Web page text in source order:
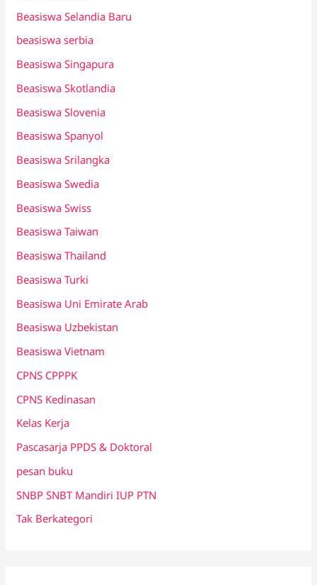
Beasiswa Selandia Baru
beasiswa serbia
Beasiswa Singapura
Beasiswa Skotlandia
Beasiswa Slovenia
Beasiswa Spanyol
Beasiswa Srilangka
Beasiswa Swedia
Beasiswa Swiss
Beasiswa Taiwan
Beasiswa Thailand
Beasiswa Turki
Beasiswa Uni Emirate Arab
Beasiswa Uzbekistan
Beasiswa Vietnam
CPNS CPPPK
CPNS Kedinasan
Kelas Kerja
Pascasarja PPDS & Doktoral
pesan buku
SNBP SNBT Mandiri IUP PTN
Tak Berkategori